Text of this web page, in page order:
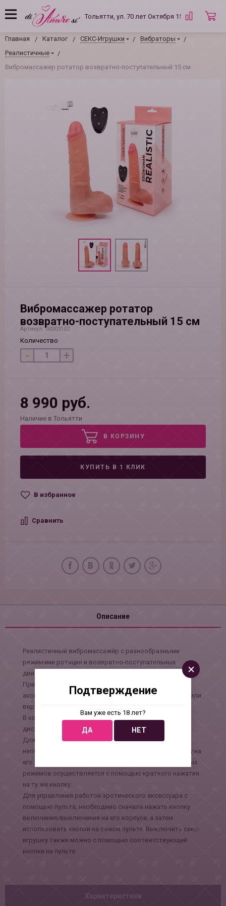
Тольятти, ул. 70 лет Октября 15 Б
Главная Каталог СЕКС-Игрушки
Вибраторы
Реалистичные
Вибромассажер ротатор возвратно-поступательный 15 см
Вибромассажер ротатор
возвратно-поступательный 15 см
Артикул: 00003102
Количество
- +
8 990 руб.
Наличие в Тольятти
В КОРЗИНУ
КУПИТЬ В 1 КЛИК
В избранное
Сравнить
Описание
Реалистичный вибромассажёр с разнообразными
режимами ротации и возвратно-поступательных
движений.
Присоска позволит прочно закреплять интимный
аксессуар на ровной поверхности в горизонтальном или
вертикальном положении.
В комплект входит USB провод для зарядки изделия,
дистанционный пульт, батарейка для пульта.
Для включения/выключения вибромассажёра
необходимо нажать и две секунды удерживать кнопку на
его корпусе. Переключение возвратно-поступательных
режимов осуществляется с помощью краткого нажатия
на ту же кнопку.
Для управления работой эротического аксессуара с
помощью пульта, необходимо сначала нажать кнопку
включения/выключения на его корпусе, а затем
использовать кнопки на самом пульте. Выключить секс-
игрушку также можно с помощью соответствующей
кнопки на пульте.
Характеристики
Подтверждение
Вам уже есть 18 лет?
ДА НЕТ